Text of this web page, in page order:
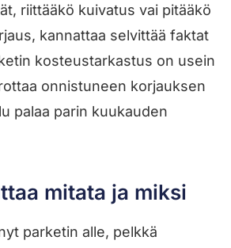
riittääkö kuivatus vai pitääkö
kannattaa selvittää faktat
kosteustarkastus on usein
onnistuneen korjauksen
palaa parin kuukauden
mitata ja miksi
parketin alle, pelkkä